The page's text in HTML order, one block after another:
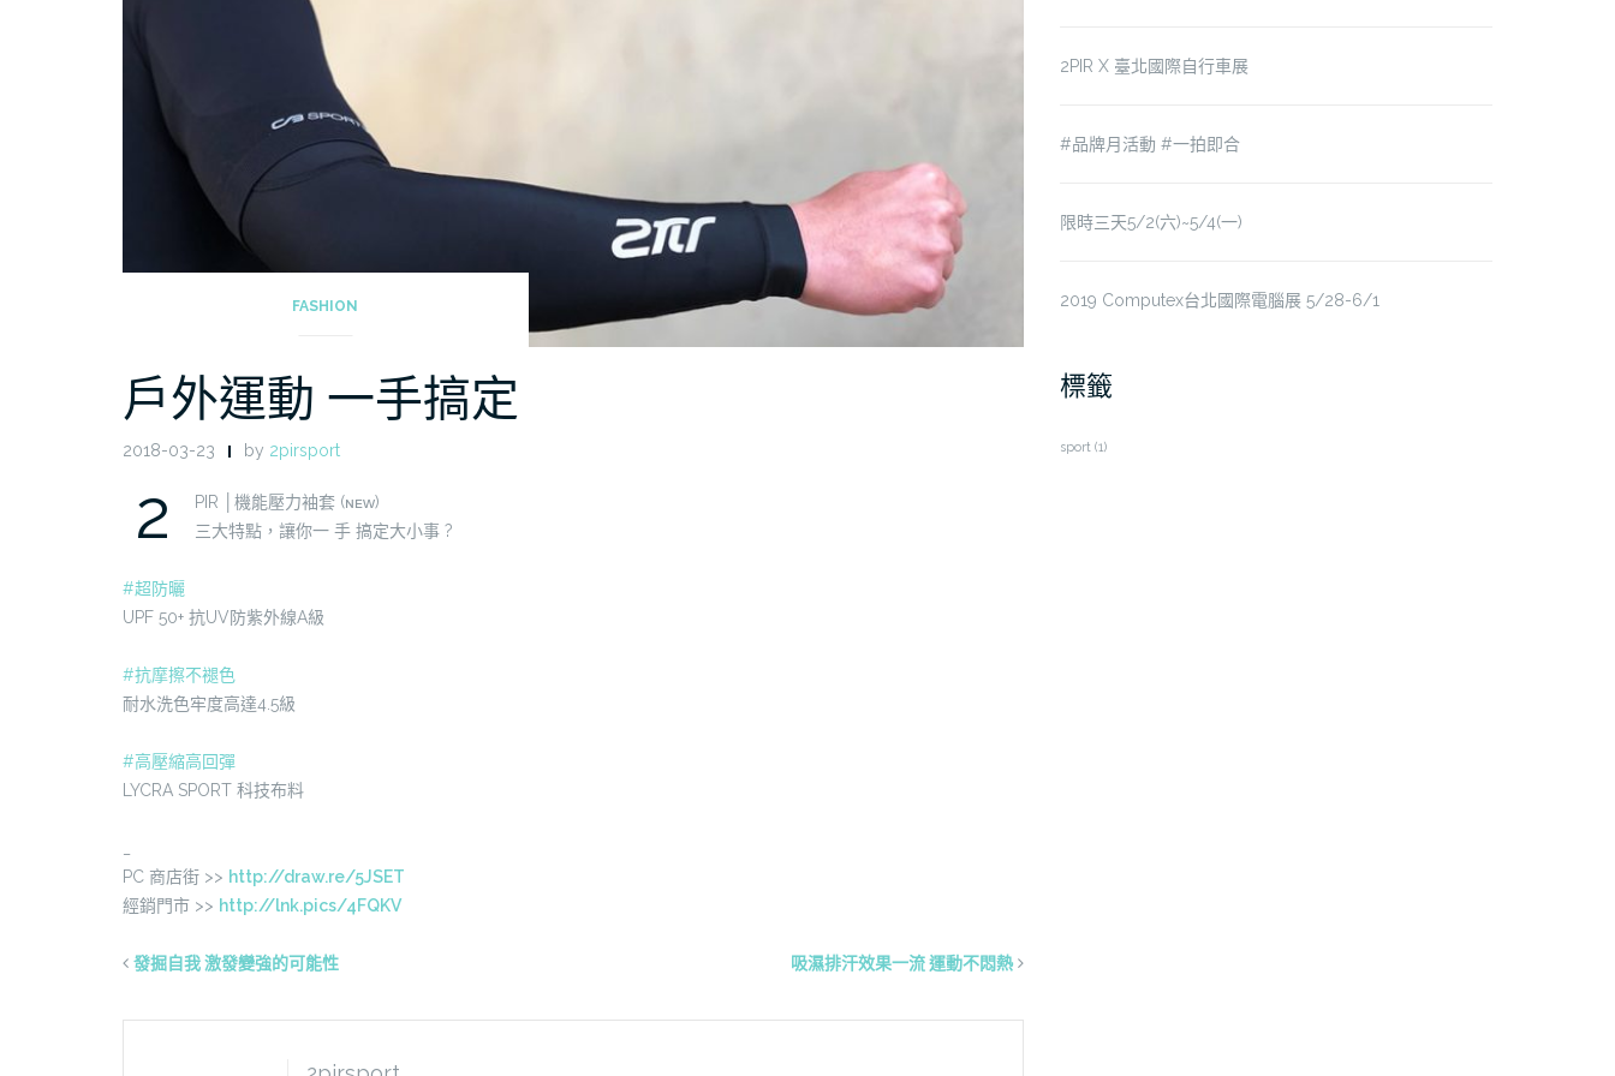
FASHION
戶外運動 一手搞定
2018-03-23 by 2pirsport
2
PIR │機能壓力袖套 (ɴᴇᴡ)
三大特點，讓你一 手 搞定大小事 ?
#超防曬
UPF 50+ 抗UV防紫外線A級
#抗摩擦不褪色
耐水洗色牢度高達4.5級
#高壓縮高回彈
LYCRA SPORT 科技布料
PC 商店街 >> http://draw.re/5JSET
經銷門市 >> http://lnk.pics/4FQKV
發掘自我 激發變強的可能性 吸濕排汗效果一流 運動不悶熱
2PIR X 臺北國際自行車展
#品牌月活動 #一拍即合
限時三天5/2(六)~5/4(一)
2019 Computex台北國際電腦展 5/28-6/1
標籤
sport (1)